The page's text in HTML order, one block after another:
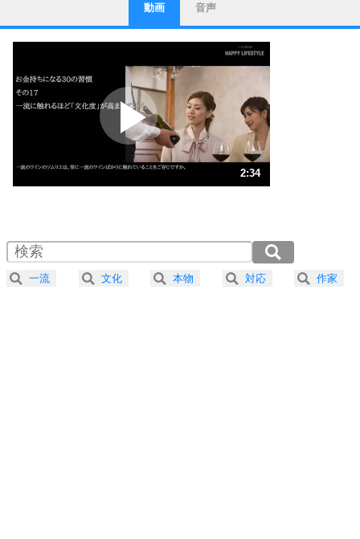
1
ストレス対策
他人と比べない。
いっそのこと、他人を見ない。
いらいらしない人になる30の方法
プラス思考
ポジティブになれない原因は、行動しないから。
ポジティブ思考になる30の方法
ストレス対策
人生、なんとかなるもの。
気楽に生きる30の方法
4 器の大きい人は、怒りを優しさで表現する。
プラス思考
動画 音声
2:34
2.0倍速 （302KB 1分17秒）
2.5倍速 （242KB 1分1秒）
3.0倍速 （202KB 51秒）
一流 文化 本物 対応 作家